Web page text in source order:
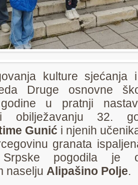
kulture sjećanja
Druge osnovne
godine u pratnji
obilježavanju 32.
Gunić i njenih
granata
Srpske pogodila je
naselju Alipašino Polje.